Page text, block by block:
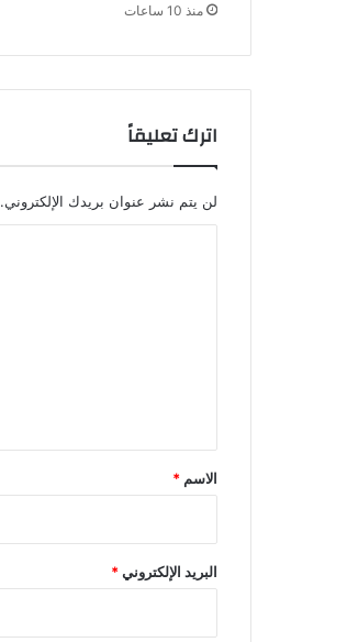
منذ 10 ساعات
اترك تعليقاً
لن يتم نشر عنوان بريدك الإلكتروني.
*
الاسم *
البريد الإلكتروني*